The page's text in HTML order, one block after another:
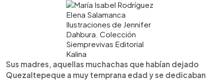
Elena Salamanca
Ilustraciones de Jennifer
Dahbura. Colección
Siemprevivas Editorial
Kalina
Sus madres, aquellas muchachas que habían dejado
Quezaltepeque a muy temprana edad y se dedicaban